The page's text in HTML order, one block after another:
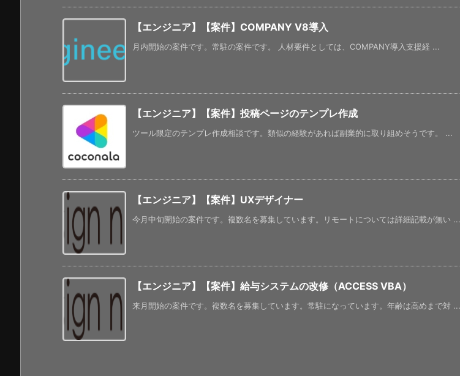
【エンジニア】【案件】COMPANY V8導入
月内開始の案件です。常駐の案件です。 人材要件としては、COMPANY導入支援経 ...
【エンジニア】【案件】投稿ページのテンプレ作成
ツール限定のテンプレ作成相談です。類似の経験があれば副業的に取り組めそうです。 ...
【エンジニア】【案件】UXデザイナー
今月中旬開始の案件です。複数名を募集しています。リモートについては詳細記載が無い ...
【エンジニア】【案件】給与システムの改修（ACCESS VBA）
来月開始の案件です。複数名を募集しています。常駐になっています。年齢は高めまで対 ...